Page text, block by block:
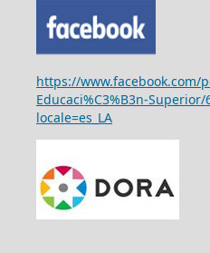
https://www.facebook.com/
Educaci%C3%B3n-Superior/
locale=es_LA